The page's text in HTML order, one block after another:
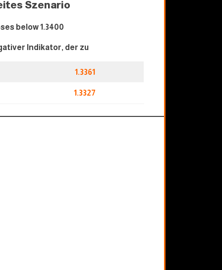
Szenario
below 1.3400
Indikator, der zu
1.3361
1.3327